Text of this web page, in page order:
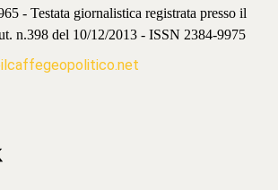
- Testata giornalistica registrata presso il
n.398 del 10/12/2013 - ISSN 2384-9975